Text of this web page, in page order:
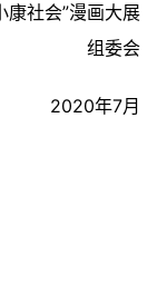
社会”漫画大展
组委会
2020年7月